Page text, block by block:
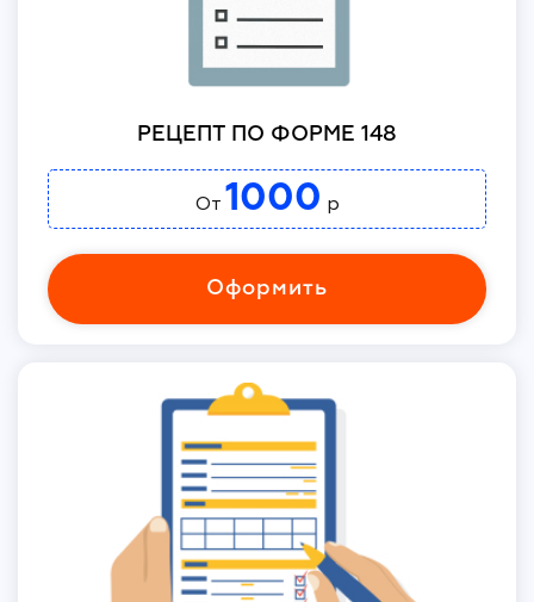
РЕЦЕПТ ПО ФОРМЕ 148
От 1000 р
Оформить